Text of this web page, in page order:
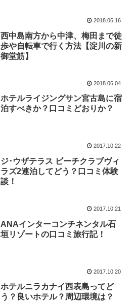
2018.06.16
西中島南方から中津、梅田まで徒
歩や自転車で行く方法【淀川の新
御堂筋】
2018.06.04
ホテルライジングサン宮古島に宿
泊すべきか？口コミどおりか？
2017.10.22
ジ･ウザテラス ビーチクラブヴィ
ラズ2連泊してどう？口コミ体験
談！
2017.10.21
ANAインターコンチネンタル石
垣リゾートの口コミ旅行記！
2017.10.20
ホテルニラカナイ西表島ってど
う？良いホテル？周辺環境は？